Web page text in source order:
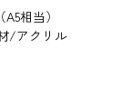
相当）
/アクリル